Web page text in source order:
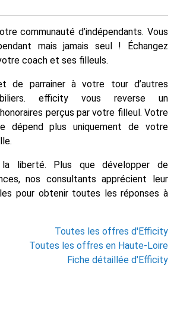
communauté d’indépendants. Vous
mais jamais seul ! Échangez
coach et ses filleuls.
de parrainer à votre tour d’autres
efficity vous reverse un
perçus par votre filleul. Votre
dépend plus uniquement de votre
la liberté. Plus que développer de
nos consultants apprécient leur
pour obtenir toutes les réponses à
Toutes les offres d'Efficity
Toutes les offres en Haute-Loire
Fiche détaillée d'Efficity